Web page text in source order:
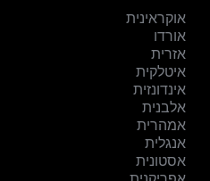
אוקראינית
אורדו
אזרית
איטלקית
אינדונזית
אלבנית
אמהרית
אנגלית
אסטונית